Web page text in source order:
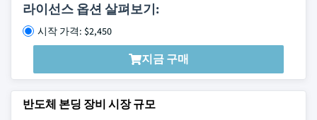
라이선스 옵션 살펴보기:
시작 가격: $2,450
지금 구매
반도체 본딩 장비 시장 규모